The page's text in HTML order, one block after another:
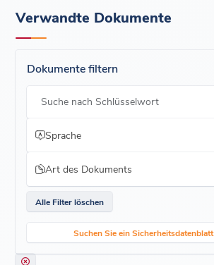
Verwandte Dokumente
Dokumente filtern
Suche nach Schlüsselwort
Sprache
Art des Dokuments
Alle Filter löschen
Suchen Sie ein